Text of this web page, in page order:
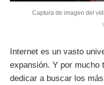
Captura de imagen del
Internet es un vasto
expansión. Y por mucho
dedicar a buscar los